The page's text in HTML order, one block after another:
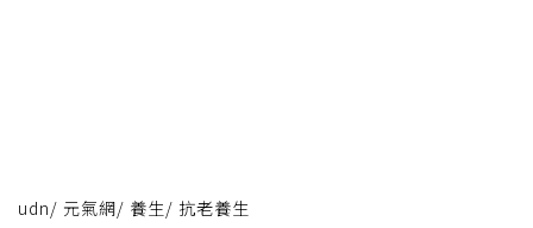
udn/ 元氣網/ 養生/ 抗老養生